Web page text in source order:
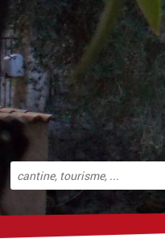
Effectuer
une
recherche